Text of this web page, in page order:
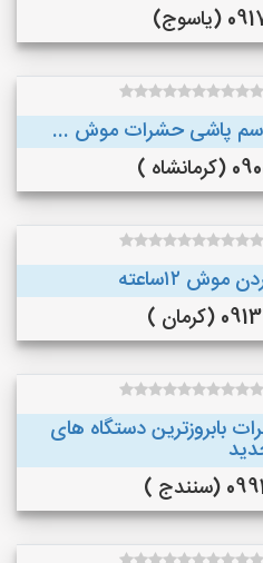
سم پاشی حشرات موش ...
)
۱۲ساعته
)
بابروزترین دستگاه های
)